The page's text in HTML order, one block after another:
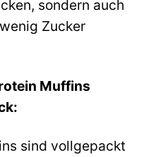
sondern auch
Zucker
Muffins
sind vollgepackt